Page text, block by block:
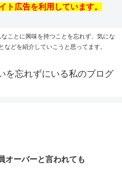
ト広告を利用しています。
ことに興味を持つことを忘れず、気にな
などを紹介していこうと思ってます。
を忘れずにいる私のブログ
オーバーと言われても